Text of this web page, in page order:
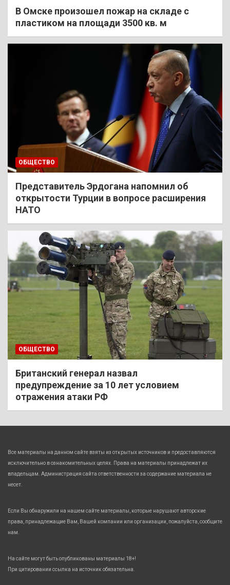
В Омске произошел пожар на складе с
пластиком на площади 3500 кв. м
ОБЩЕСТВО
Представитель Эрдогана напомнил об
открытости Турции в вопросе расширения
НАТО
ОБЩЕСТВО
Британский генерал назвал
предупреждение за 10 лет условием
отражения атаки РФ
Все материалы на данном сайте взяты из открытых источников и предоставляются
исключительно в ознакомительных целях. Права на материалы принадлежат их
владельцам. Администрация сайта ответственности за содержание материала не
несет.
Если Вы обнаружили на нашем сайте материалы, которые нарушают авторские
права, принадлежащие Вам, Вашей компании или организации, пожалуйста, сообщите
нам.
На сайте могут быть опубликованы материалы 18+!
При цитировании ссылка на источник обязательна.